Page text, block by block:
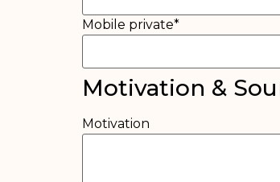
Mobile private*
Motivation &
Motivation